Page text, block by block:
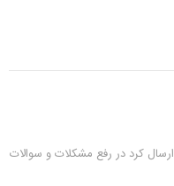
رفع مشکلات و سوالات